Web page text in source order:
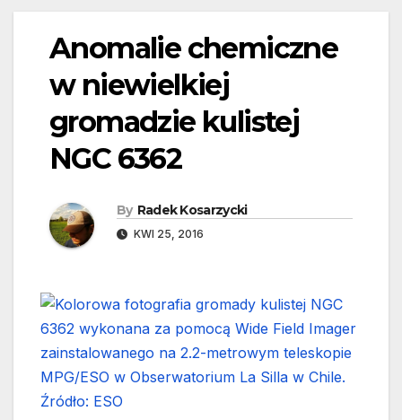
Anomalie chemiczne
w niewielkiej
gromadzie kulistej
NGC 6362
By Radek Kosarzycki
KWI 25, 2016